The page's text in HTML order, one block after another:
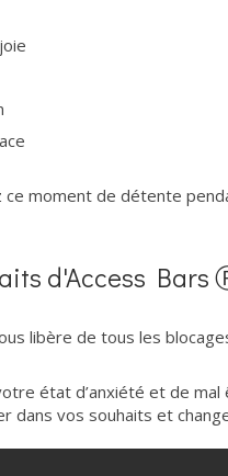
ce moment de détente
d'Access Bars
libère de tous les
état d’anxiété et de
dans vos souhaits et